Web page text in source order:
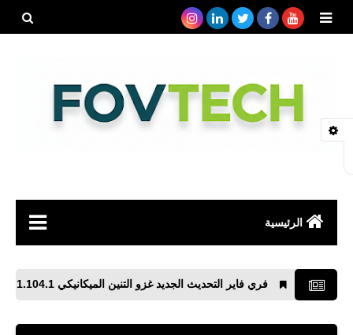
الرئيسية
رياضة
مواقع
فري فاير التحديث الجديد غزو التنين الميكانيكي 1.104.1 Free Fire للأيفون والأندرويد